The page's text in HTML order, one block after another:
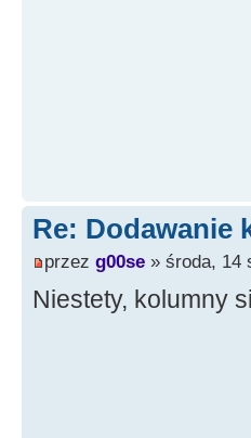
Re: Dodawanie
przez g00se » środa, 14
Niestety, kolumny